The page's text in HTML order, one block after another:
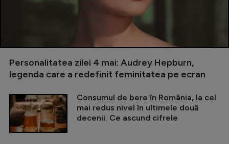
Personalitatea zilei 4 mai: Audrey Hepburn,
legenda care a redefinit feminitatea pe ecran
Consumul de bere în România, la cel
mai redus nivel în ultimele două
decenii. Ce ascund cifrele